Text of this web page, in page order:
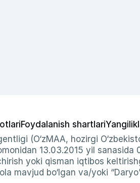
Foydalanish shartlari
(O‘zMAA, hozirgi
13.03.2015 yil
yoki qisman iqtibos
mavjud bo‘lgan va/yoki